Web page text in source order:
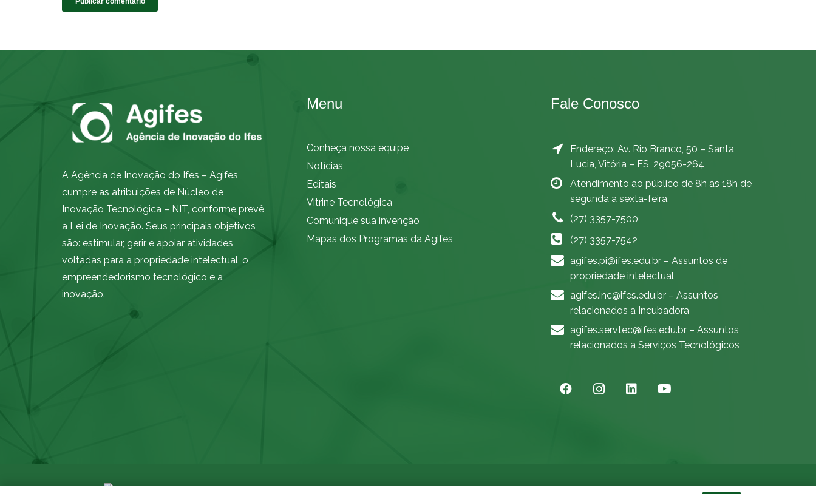
A Agência de Inovação do Ifes – Agifes
cumpre as atribuições de Núcleo de
Inovação Tecnológica – NIT, conforme prevê
a Lei de Inovação. Seus principais objetivos
são: estimular, gerir e apoiar atividades
voltadas para a propriedade intelectual, o
empreendedorismo tecnológico e a
inovação.
Menu
Conheça nossa equipe
Notícias
Editais
Vitrine Tecnológica
Comunique sua invenção
Mapas dos Programas da Agifes
Fale Conosco
Endereço: Av. Rio Branco, 50 – Santa
Lucia, Vitória – ES, 29056-264
Atendimento ao público de 8h às 18h de
segunda a sexta-feira.
(27) 3357-7500
(27) 3357-7542
agifes.pi@ifes.edu.br – Assuntos de
propriedade intelectual
agifes.inc@ifes.edu.br – Assuntos
relacionados a Incubadora
agifes.servtec@ifes.edu.br – Assuntos
relacionados a Serviços Tecnológicos